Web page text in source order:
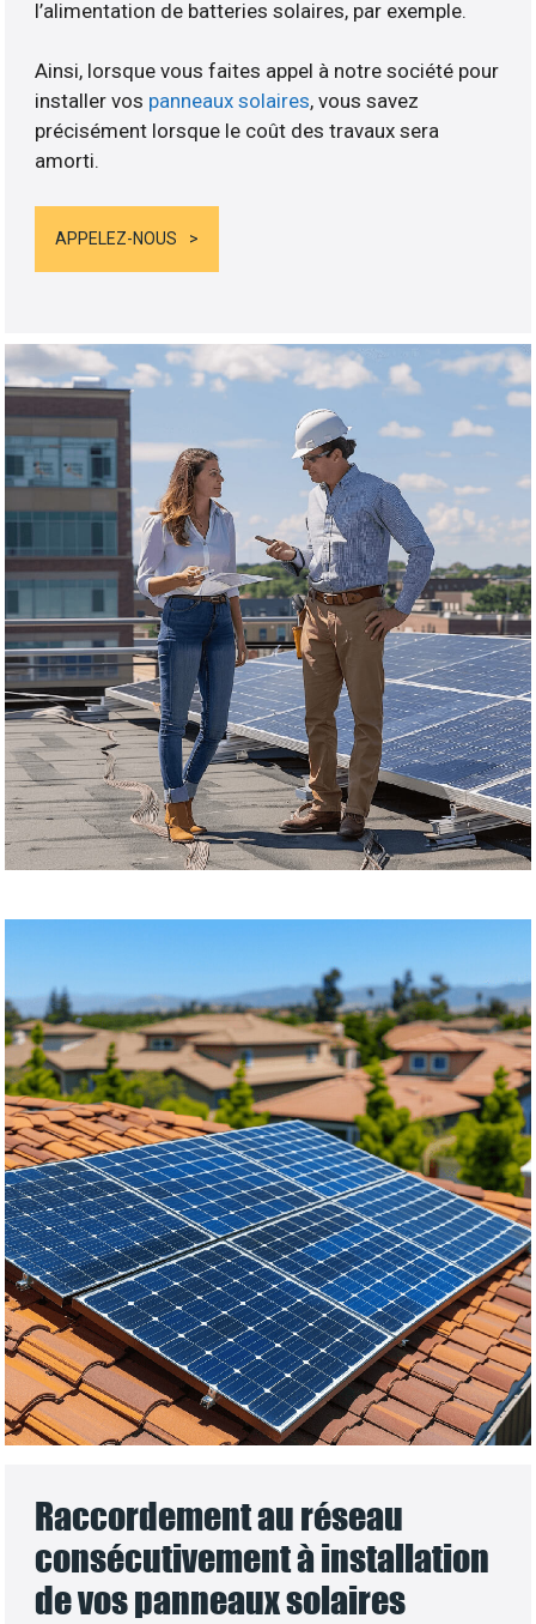
l’alimentation de batteries solaires, par exemple.
Ainsi, lorsque vous faites appel à notre société pour
installer vos panneaux solaires, vous savez
précisément lorsque le coût des travaux sera
amorti.
APPELEZ-NOUS
Raccordement au réseau
consécutivement à installation
de vos panneaux solaires